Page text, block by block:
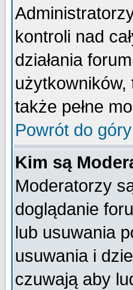
kontroli nad
działania
użytkowników,
także pełne
Powrót do góry
Kim są
Moderatorzy
doglądanie
lub usuwania
usuwania i
czuwają aby